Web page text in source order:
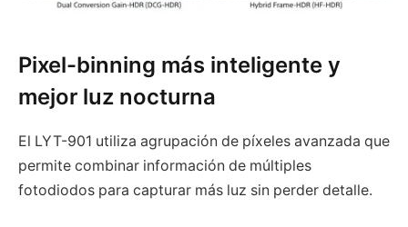
Pixel-binning más inteligente y
mejor luz nocturna
El LYT-901 utiliza agrupación de píxeles avanzada que
permite combinar información de múltiples
fotodiodos para capturar más luz sin perder detalle.